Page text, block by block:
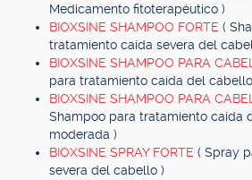
Medicamento fitoterapéutico )
BIOXSINE SHAMPOO FORTE (
tratamiento caída severa del
BIOXSINE SHAMPOO PARA
para tratamiento caída del
BIOXSINE SHAMPOO PARA
Shampoo para tratamiento caída
moderada )
BIOXSINE SPRAY FORTE ( Spray
severa del cabello )